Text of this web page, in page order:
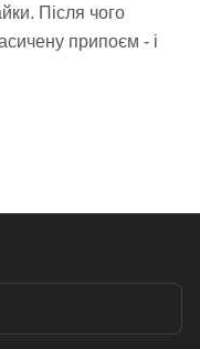
Після чого
припоєм - і